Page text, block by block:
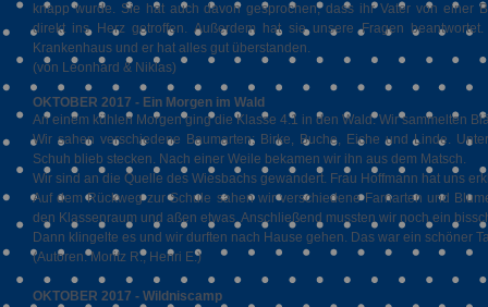
knapp wurde. Sie hat auch davon gesprochen, dass ihr Vater von einer
direkt ins Herz getroffen. Außerdem hat sie unsere Fragen
Krankenhaus und er hat alles gut überstanden.
(von Leonhard & Niklas)
OKTOBER 2017 - Ein Morgen im Wald
An einem kühlen Morgen ging die Klasse 4.1 in den Wald. Wir sammelten
Wir sahen verschiedene Baumarten: Birke, Buche, Eiche und Linde.
Schuh blieb stecken. Nach einer Weile bekamen wir ihn aus dem Matsch.
Wir sind an die Quelle des Wiesbachs gewandert. Frau Hoffmann hat uns
Auf dem Rückweg zur Schule sahen wir verschiedene Farnarten und
den Klassenraum und aßen etwas. Anschließend mussten wir noch ein
Dann klingelte es und wir durften nach Hause gehen. Das war ein schöner
(Autoren: Moritz R., Henri E.)
OKTOBER 2017 - Wildniscamp